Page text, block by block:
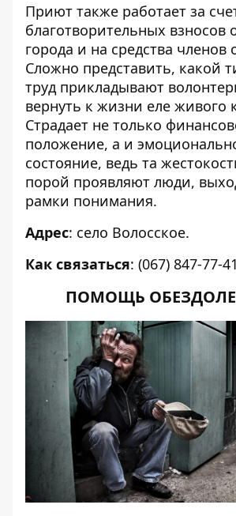
Приют также работает за
благотворительных взносов
города и на средства членов
Сложно представить, какой
труд прикладывают
вернуть к жизни еле живого
Страдает не только
положение, а и
состояние, ведь та
порой проявляют люди,
рамки понимания.
Адрес: село Волосское.
Как связаться: (067) 847-77-
ПОМОЩЬ